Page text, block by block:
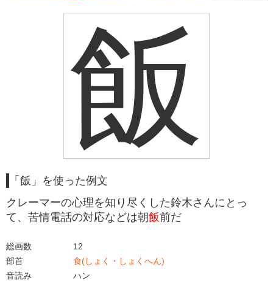
飯
「飯」を使った例文
クレーマーの心理を知り尽くした鈴木さんにとっ
て、苦情電話の対応などは朝飯前だ
総画数
12
部首
食(しょく・しょくへん)
音読み
ハン